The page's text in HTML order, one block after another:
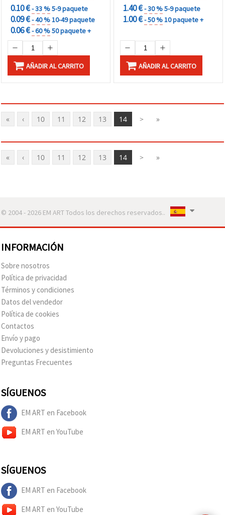
0.10 €- 33 %5-9 paquete
0.09 €- 40 %10-49 paquete
0.06 €- 60 %50 paquete +
AÑADIR AL CARRITO
1.40 €- 30 %5-9 paquete
1.00 €- 50 %10 paquete +
AÑADIR AL CARRITO
« ‹ 10 11 12 13 14 > »
« ‹ 10 11 12 13 14 > »
© 2004 - 2026 EM ART Todos los derechos reservados..
INFORMACIÓN
Sobre nosotros
Política de privacidad
Términos y condiciones
Datos del vendedor
Política de cookies
Contactos
Envío y pago
Devoluciones y desistimiento
Preguntas Frecuentes
SÍGUENOS
EM ART en Facebook
EM ART en YouTube
SÍGUENOS
EM ART en Facebook
EM ART en YouTube